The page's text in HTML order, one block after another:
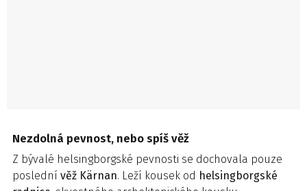
Nezdolná pevnost, nebo spíš věž
Z bývalé helsingborgské pevnosti se dochovala pouze
poslední věž Kärnan. Leží kousek od helsingborgské